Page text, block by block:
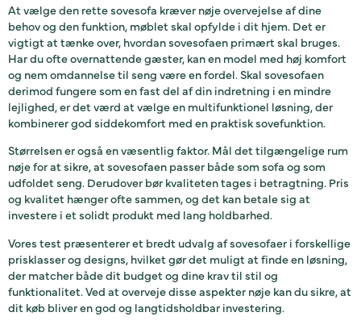
At vælge den rette sovesofa kræver nøje overvejelse af dine
behov og den funktion, møblet skal opfylde i dit hjem. Det er
vigtigt at tænke over, hvordan sovesofaen primært skal bruges.
Har du ofte overnattende gæster, kan en model med høj komfort
og nem omdannelse til seng være en fordel. Skal sovesofaen
derimod fungere som en fast del af din indretning i en mindre
lejlighed, er det værd at vælge en multifunktionel løsning, der
kombinerer god siddekomfort med en praktisk sovefunktion.
Størrelsen er også en væsentlig faktor. Mål det tilgængelige rum
nøje for at sikre, at sovesofaen passer både som sofa og som
udfoldet seng. Derudover bør kvaliteten tages i betragtning. Pris
og kvalitet hænger ofte sammen, og det kan betale sig at
investere i et solidt produkt med lang holdbarhed.
Vores test præsenterer et bredt udvalg af sovesofaer i forskellige
prisklasser og designs, hvilket gør det muligt at finde en løsning,
der matcher både dit budget og dine krav til stil og
funktionalitet. Ved at overveje disse aspekter nøje kan du sikre, at
dit køb bliver en god og langtidsholdbar investering.